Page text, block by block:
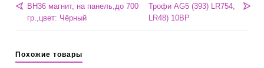
BH36 магнит, на панель,до 700
гр.,цвет: Чёрный
Трофи AG5 (393) LR754,
LR48) 10BP
Похожие товары